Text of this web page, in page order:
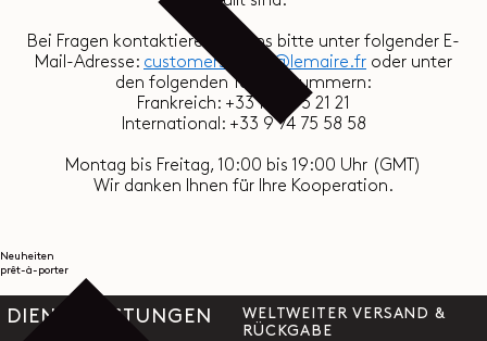
Neuheiten
prêt-à-porter
Bei Fragen kontaktieren Sie uns bitte unter folgender E-
Mail-Adresse: customerservice@lemaire.fr oder unter
den folgenden Telefonnummern:
Frankreich: +33 1 72 95 21 21
International: +33 9 74 75 58 58
Montag bis Freitag, 10:00 bis 19:00 Uhr (GMT)
Wir danken Ihnen für Ihre Kooperation.
DIENSTLEISTUNGEN
WELTWEITER VERSAND &
RÜCKGABE